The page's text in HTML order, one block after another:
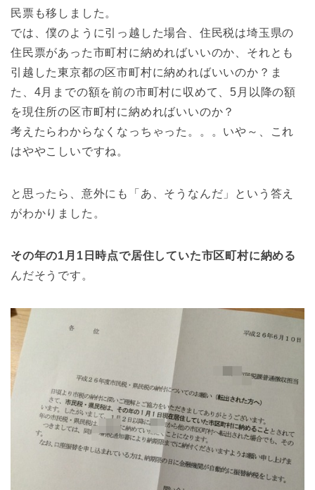
民票も移しました。
では、僕のように引っ越した場合、住民税は埼玉県の
住民票があった市町村に納めればいいのか、それとも
引越した東京都の区市町村に納めればいいのか？ま
た、4月までの額を前の市町村に収めて、5月以降の額
を現住所の区市町村に納めればいいのか？
考えたらわからなくなっちゃった。。。いや～、これ
はややこしいですね。
と思ったら、意外にも「あ、そうなんだ」という答え
がわかりました。
その年の1月1日時点で居住していた市区町村に納める
んだそうです。